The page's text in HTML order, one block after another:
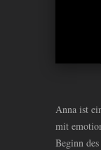
Anna ist
mit
Beginn